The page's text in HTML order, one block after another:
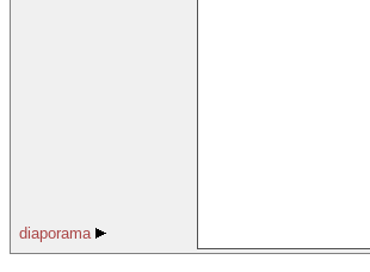
diaporama